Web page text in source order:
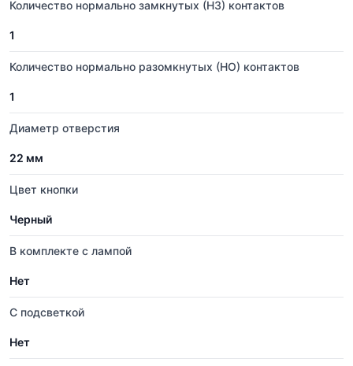
Количество нормально замкнутых (НЗ) контактов
1
Количество нормально разомкнутых (НО) контактов
1
Диаметр отверстия
22 мм
Цвет кнопки
Черный
В комплекте с лампой
Нет
С подсветкой
Нет